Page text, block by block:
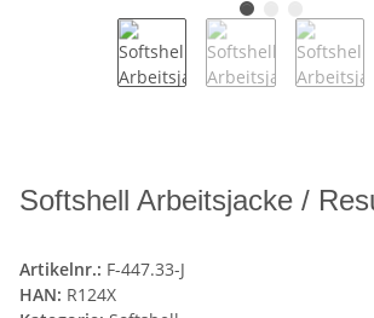
Softshell Arbeitsjacke /
Artikelnr.: F-447.33-J
HAN: R124X